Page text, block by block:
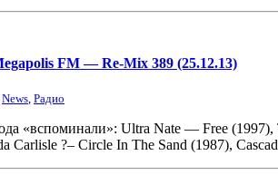
FM — Re-Mix 389 (25.12.13)
News Радио
«вспоминали»: Ultra Nate — Free
Carlisle ?– Circle In The Sand (1987),